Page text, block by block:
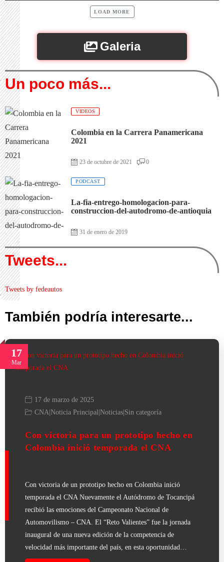
LOAD MORE
Galeria
Un poco más...
VIDEOS
Colombia en la Carrera Panamericana
2021
23 de octubre de 2021 0
PODCAST
La-fia-entrego-homologacion-para-
construccion-del-autodromo-de-antioquia
31 de enero de 2019
Tweets...
Tweets by fedeautos
También podría interesarte...
17
Mar
17 de marzo de 2025
CNA|Noticia Principal|Noticias|Sin categoría
Con victoria para un prototipo hecho en
Colombia inició temporada el CNA
Con victoria de un prototipo hecho en Colombia inició
temporada el CNA Nuevamente el Autódromo de Tocancipá
recibió las emociones del Campeonato Nacional de
Automovilismo – CNA. El “Reto Valientes” fue la jornada
inaugural de una nueva edición de la competencia de
velocidad más importante del país, en esta oportunidad…